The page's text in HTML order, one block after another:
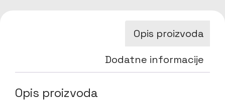
Opis proizvoda
Dodatne informacije
Opis proizvoda